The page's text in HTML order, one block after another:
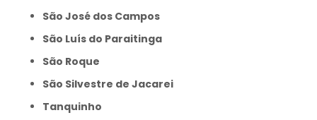
São José dos Campos
São Luís do Paraitinga
São Roque
São Silvestre de Jacarei
Tanquinho